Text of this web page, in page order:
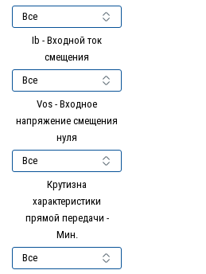
Ib - Входной ток
смещения
Vos - Входное
напряжение смещения
нуля
Крутизна
характеристики
прямой передачи -
Мин.